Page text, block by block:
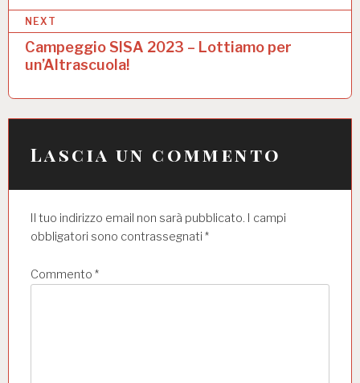
i
g
z
i
e
NEXT
Campeggio SISA 2023 – Lottiamo per
un’Altrascuola!
Lascia un commento
Il tuo indirizzo email non sarà pubblicato. I campi
obbligatori sono contrassegnati *
Commento *